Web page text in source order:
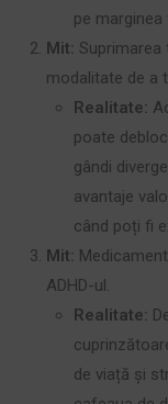
pe
Mit: Suprimarea
modalitate de a
Realitate:
poate
gândi
avantaje
când poți fi
Mit:
ADHD-ul.
Realitate:
de viață și